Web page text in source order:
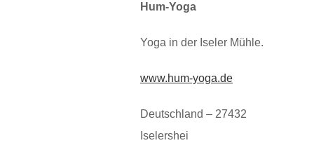
Hum-Yoga
Yoga in der Iseler Mühle.
www.hum-yoga.de
Deutschland – 27432
Iselershei